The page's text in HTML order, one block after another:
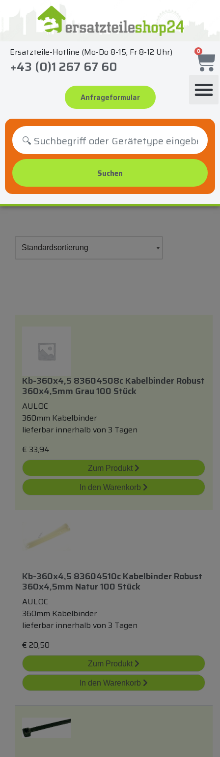
springen
Ersatzteile-Hotline (Mo-Do 8-15, Fr 8-12 Uhr)
+43 (0)1 267 67 60
Anfrageformular
0
Kb-360x4,5 83604508c Kabelbinder Robust
360x4,5mm Grau 100 Stück
AULOC
360mm Kabelbinder
lieferbar innerhalb von 3 Tagen
€ 33,94
Zum Produkt
In den Warenkorb
Kb-360x4,5 83604510c Kabelbinder Robust
360x4,5mm Natur 100 Stück
AULOC
360mm Kabelbinder
lieferbar innerhalb von 3 Tagen
€ 20,50
Zum Produkt
In den Warenkorb